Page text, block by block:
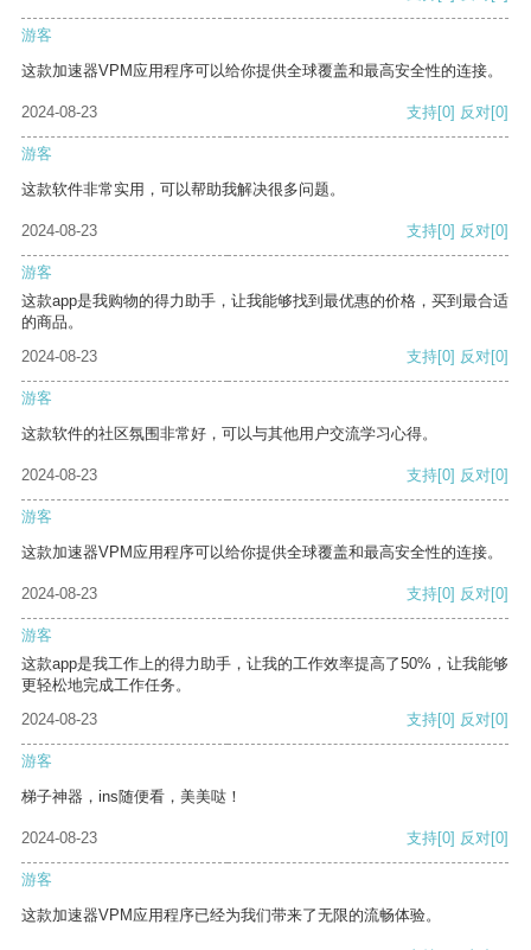
游客
这款加速器VPM应用程序可以给你提供全球覆盖和最高安全性的连接。
2024-08-23 支持[0] 反对[0]
游客
这款软件非常实用，可以帮助我解决很多问题。
2024-08-23 支持[0] 反对[0]
游客
这款app是我购物的得力助手，让我能够找到最优惠的价格，买到最合适
的商品。
2024-08-23
支持[0] 反对[0]
游客
这款软件的社区氛围非常好，可以与其他用户交流学习心得。
2024-08-23 支持[0] 反对[0]
游客
这款加速器VPM应用程序可以给你提供全球覆盖和最高安全性的连接。
2024-08-23 支持[0] 反对[0]
游客
这款app是我工作上的得力助手，让我的工作效率提高了50%，让我能够
更轻松地完成工作任务。
2024-08-23
支持[0] 反对[0]
游客
梯子神器，ins随便看，美美哒！
2024-08-23 支持[0] 反对[0]
游客
这款加速器VPM应用程序已经为我们带来了无限的流畅体验。